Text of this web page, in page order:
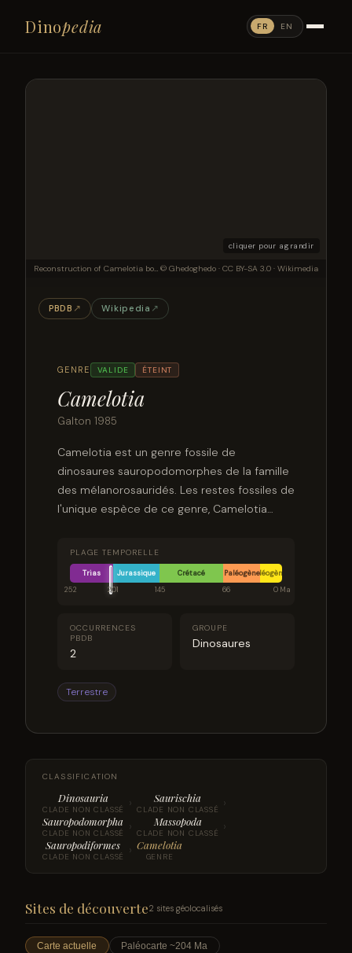
Dinopedia FR EN
GENRE VALIDE ÉTEINT
Camelotia
Galton 1985
Camelotia est un genre fossile de
dinosaures sauropodomorphes de la famille
des mélanorosauridés. Les restes fossiles de
l'unique espèce de ce genre, Camelotia
Uni dans des couches géologiques du
Rhétien, dernier étage du Trias supérieur,
âgées d'environ 201 à 205 millions d'années.
PLAGE TEMPORELLE
Trias Jurassique Crétacé PaléogèneNéogène
252
201 145 66 0 Ma
OCCURRENCES
PBDB
2
GROUPE
Dinosaures
Terrestre
cliquer pour agrandir
Reconstruction of Camelotia borealis, a "melanorosaurid" © Ghedoghedo · CC BY-SA 3.0 · Wikimedia
PBDB ↗ Wikipedia ↗
CLASSIFICATION
Dinosauria
CLADE NON CLASSÉ › Saurischia
CLADE NON CLASSÉ ›
Sauropodomorpha
CLADE NON CLASSÉ › Massopoda
CLADE NON CLASSÉ ›
Sauropodiformes
CLADE NON CLASSÉ › Camelotia
GENRE
Sites de découverte2 sites géolocalisés
Carte actuelle Paléocarte ~204 Ma